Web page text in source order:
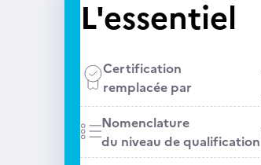
L'essentiel
Certification
remplacée par
Nomenclature
du niveau de qualification